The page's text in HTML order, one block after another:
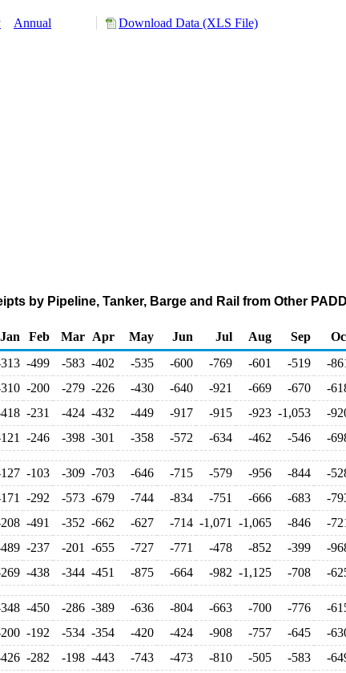
Annual Download Data (XLS File)
by Pipeline, Tanker, Barge and Rail from Other
Jan Feb Mar Apr May Jun Jul Aug Sep
-499 -583 -402 -535 -600 -769 -601 -519 -
-200 -279 -226 -430 -640 -921 -669 -670 -
-231 -424 -432 -449 -917 -915 -923 -1,053 -
-246 -398 -301 -358 -572 -634 -462 -546 -
-103 -309 -703 -646 -715 -579 -956 -844 -
-292 -573 -679 -744 -834 -751 -666 -683 -
-491 -352 -662 -627 -714 -1,071 -1,065 -846 -
-237 -201 -655 -727 -771 -478 -852 -399 -
-438 -344 -451 -875 -664 -982 -1,125 -708 -
-450 -286 -389 -636 -804 -663 -700 -776 -
-192 -534 -354 -420 -424 -908 -757 -645 -
-282 -198 -443 -743 -473 -810 -505 -583 -